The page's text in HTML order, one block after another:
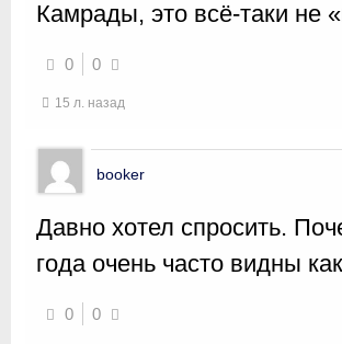
Камрады, это всё-таки не
0 0
15 л. назад
booker
Давно хотел спросить.
года очень часто видны
0 0